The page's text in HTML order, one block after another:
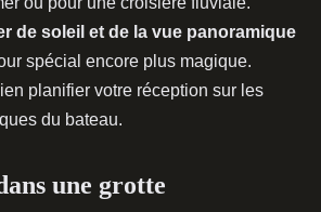
de soleil et de la vue panoramique
spécial encore plus magique.
planifier votre réception sur les
du bateau.
une grotte